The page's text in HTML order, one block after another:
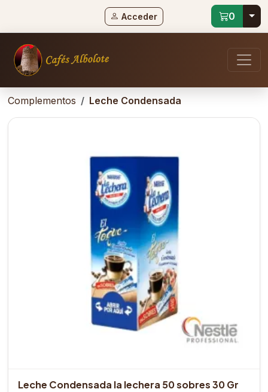
Acceder 0
Complementos Leche Condensada
Leche Condensada la lechera 50 sobres 30 Gr